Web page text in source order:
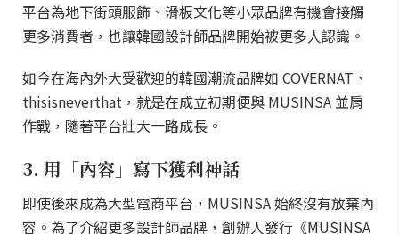
平台為地下街頭服飾、滑板文化等小眾品牌有機會接觸
更多消費者，也讓韓國設計師品牌開始被更多人認識。
如今在海內外大受歡迎的韓國潮流品牌如 COVERNAT、
thisisneverthat，就是在成立初期便與 MUSINSA 並肩
作戰，隨著平台壯大一路成長。
3. 用「內容」寫下獲利神話
即使後來成為大型電商平台，MUSINSA 始終沒有放棄內
容。為了介紹更多設計師品牌，創辦人發行《MUSINSA